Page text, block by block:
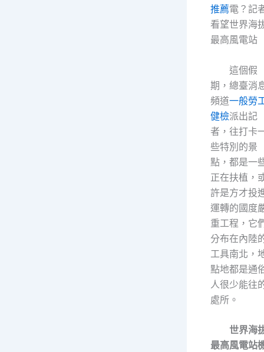
推薦電？記
看望世界海
最高風電站
這個假
期，總臺消
頻道一般勞
健檢派出記
者，往打卡
些特別的景
點，都是一
正在扶植，
許是方才投
運轉的國度
重工程，它
分布在內陸
工具南北，
點地都是通
人很少能往
處所。
世界海
最高風電站